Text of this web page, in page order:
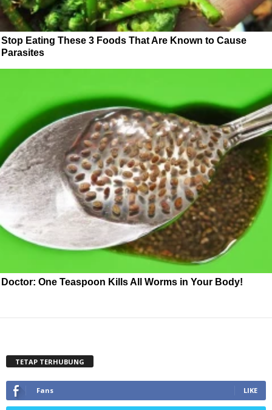
Stop Eating These 3 Foods That Are Known to Cause
Parasites
Doctor: One Teaspoon Kills All Worms in Your Body!
TETAP TERHUBUNG
Fans LIKE